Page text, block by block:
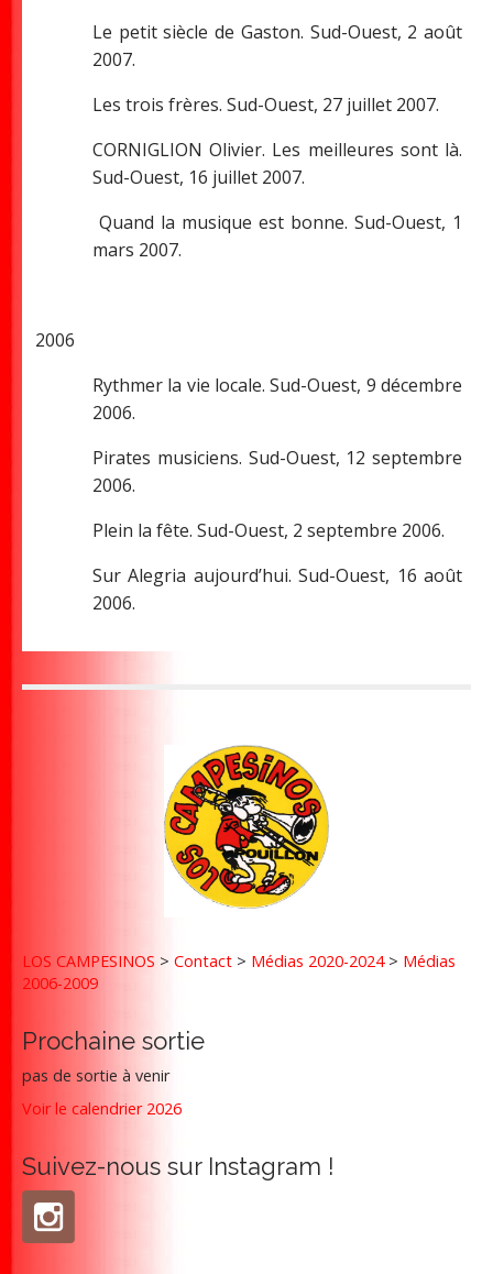
Le petit siècle de Gaston. Sud-Ouest, 2 août
2007.
Les trois frères. Sud-Ouest, 27 juillet 2007.
CORNIGLION Olivier. Les meilleures sont là.
Sud-Ouest, 16 juillet 2007.
Quand la musique est bonne. Sud-Ouest, 1
mars 2007.
2006
Rythmer la vie locale. Sud-Ouest, 9 décembre
2006.
Pirates musiciens. Sud-Ouest, 12 septembre
2006.
Plein la fête. Sud-Ouest, 2 septembre 2006.
Sur Alegria aujourd’hui. Sud-Ouest, 16 août
2006.
LOS CAMPESINOS > Contact > Médias 2020-2024> Médias
2006-2009
Prochaine sortie
pas de sortie à venir
Voir le calendrier 2026
Suivez-nous sur Instagram !